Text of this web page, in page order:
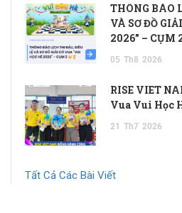
THÔNG BÁO
VÀ SƠ ĐỒ
2026” – CỤM
05 Th8 2026
RISE VIET
Vua Vui Học
21 Th7 2026
Tất Cả Các Bài Viết